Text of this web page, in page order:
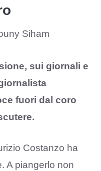
Siham
sui giornali e
fuori dal coro
Costanzo ha
A piangerlo non